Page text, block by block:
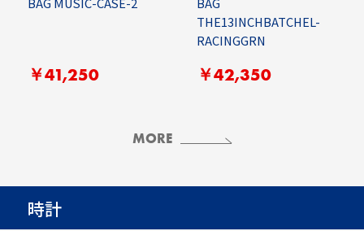
￥41,250
THE13INCHBATCHEL-
RACINGGRN
￥42,350
MORE
時計